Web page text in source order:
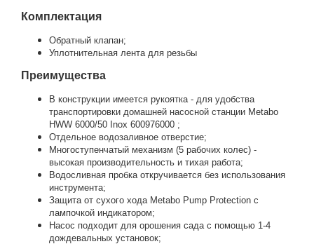
Комплектация
Обратный клапан;
Уплотнительная лента для резьбы
Преимущества
В конструкции имеется рукоятка - для удобства
транспортировки домашней насосной станции Metabo
HWW 6000/50 Inox 600976000 ;
Отдельное водозаливное отверстие;
Многоступенчатый механизм (5 рабочих колес) -
высокая производительность и тихая работа;
Водосливная пробка откручивается без использования
инструмента;
Защита от сухого хода Metabo Pump Protection с
лампочкой индикатором;
Насос подходит для орошения сада с помощью 1-4
дождевальных установок;